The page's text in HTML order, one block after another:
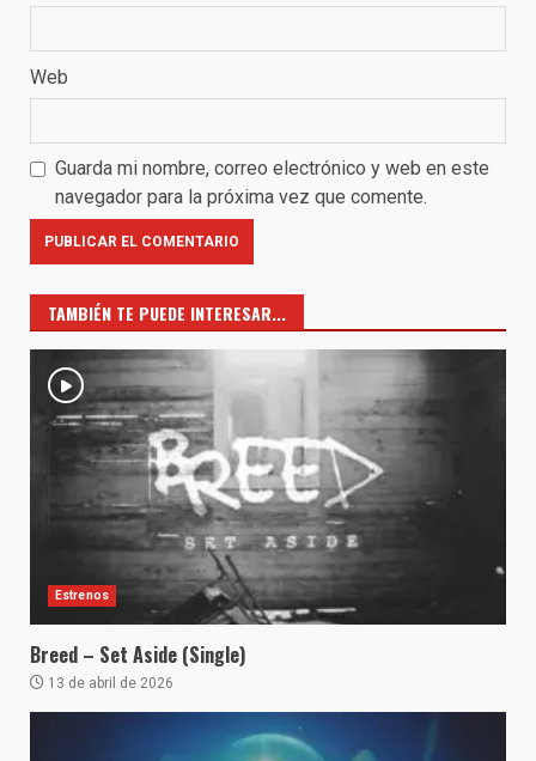
Web
Guarda mi nombre, correo electrónico y web en este
navegador para la próxima vez que comente.
TAMBIÉN TE PUEDE INTERESAR...
Estrenos
Breed – Set Aside (Single)
13 de abril de 2026